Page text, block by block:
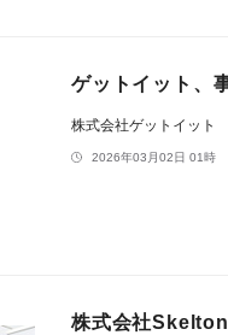
ゲットイット、
株式会社ゲットイット
2026年03月02日 01時
株式会社